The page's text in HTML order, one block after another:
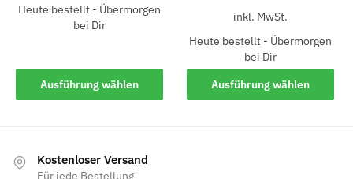
Heute bestellt - Übermorgen
bei Dir
Ausführung wählen
inkl. MwSt.
Heute bestellt - Übermorgen
bei Dir
Ausführung wählen
Kostenloser Versand
Für jede Bestellung